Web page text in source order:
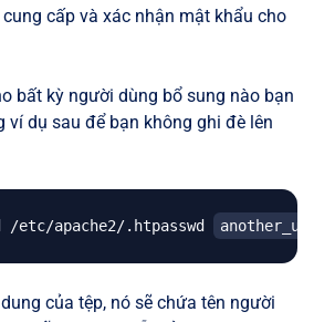
cấp và xác nhận mật khẩu cho
bất kỳ người dùng bổ sung nào bạn
ví dụ sau để bạn không ghi đè lên
/etc/apache2/.htpasswd
của tệp, nó sẽ chứa tên người